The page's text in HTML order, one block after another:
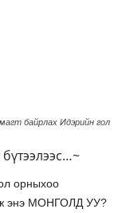
байрлах Идэрийн гол
орныхоо
энэ МОНГОЛД УУ?